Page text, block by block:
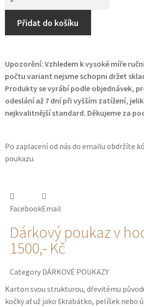
Přidat do košíku
Upozorění: Vzhledem k vysoké míře
počtu variant nejsme schopni držet
Produkty se vyrábí podle objednávek,
odeslání až 7 dní při vyšším zatížení,
nejkvalitnější standard. Děkujeme za
Po zaplacení od nás do emailu obdržíte
poukazu.
FacebookEmail
Dárkový poukaz v
1500,- Kč
Category DÁRKOVÉ POUKAZY
Karton svou strukturou, dřevitému
kočky ať už jako škrabátko, pelíšek nebo